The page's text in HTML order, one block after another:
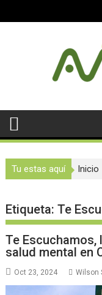
al
Tu estas aquí Inicio
Etiqueta:Te
Te
salud mental en
Oct 23, 2024 Wilson